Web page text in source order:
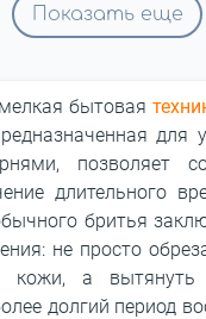
Показать еще
бытовая
для
позволяет
длительного
бритья
не просто
кожи, а
долгий период